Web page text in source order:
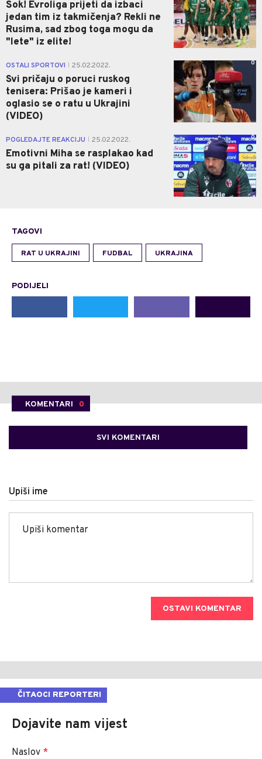
Šok! Evroliga prijeti da izbaci
jedan tim iz takmičenja? Rekli ne
Rusima, sad zbog toga mogu da
"lete" iz elite!
OSTALI SPORTOVI 25.02.2022.
Svi pričaju o poruci ruskog
tenisera: Prišao je kameri i
oglasio se o ratu u Ukrajini
(VIDEO)
0
POGLEDAJTE REAKCIJU 25.02.2022.
Emotivni Miha se rasplakao kad
su ga pitali za rat! (VIDEO)
0
TAGOVI
RAT U UKRAJINI FUDBAL UKRAJINA
PODIJELI
KOMENTARI 0
SVI KOMENTARI
Upiši ime
OSTAVI KOMENTAR
ČITAOCI REPORTERI
Dojavite nam vijest
Naslov *